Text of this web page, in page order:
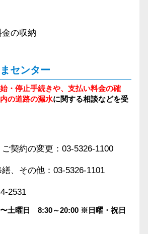
の収納
センター
・停止手続きや、支払い料金の確
の道路の漏水に関する相談などを受
契約の変更：03-5326-1100
、その他：03-5326-1101
2531
土曜日 8:30～20:00※日曜・祝日